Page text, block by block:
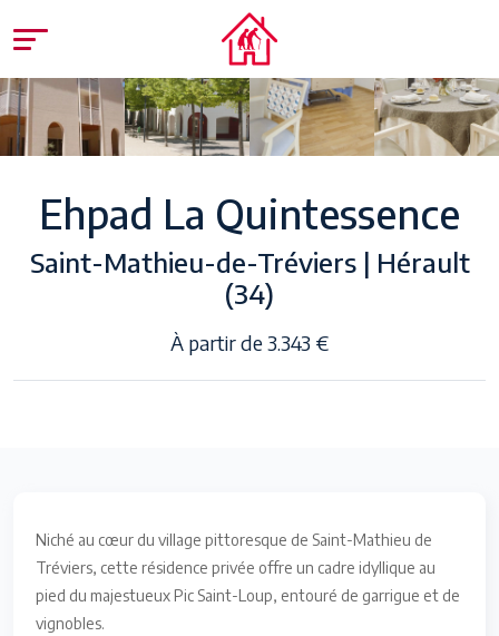
Ehpad La Quintessence
Saint-Mathieu-de-Tréviers | Hérault
(34)
À partir de 3.343 €
Niché au cœur du village pittoresque de Saint-Mathieu de
Tréviers, cette résidence privée offre un cadre idyllique au
pied du majestueux Pic Saint-Loup, entouré de garrigue et de
vignobles.